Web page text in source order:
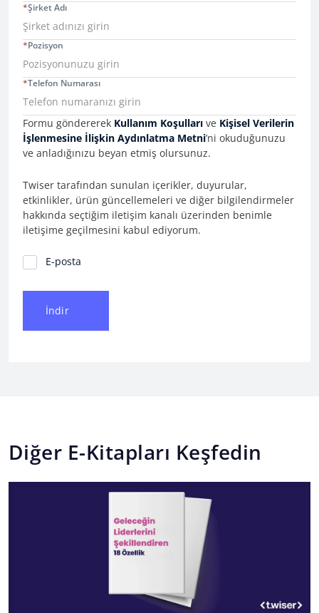
Şirket Adı
*
Pozisyon
*
Telefon Numarası
*
Consent Information
Formu göndererek Kullanım Koşulları ve Kişisel Verilerin
İşlenmesine İlişkin Aydınlatma Metni’ni okuduğunuzu
ve anladığınızu beyan etmiş olursunuz.
Twiser tarafından sunulan içerikler, duyurular,
etkinlikler, ürün güncellemeleri ve diğer bilgilendirmeler
hakkında seçtiğim iletişim kanalı üzerinden benimle
iletişime geçilmesini kabul ediyorum.
İletişim Tercihleri
E-posta
İndir
Diğer E-Kitapları Keşfedin